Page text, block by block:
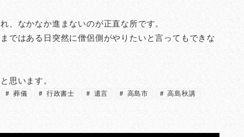
、なかなか進まないのが正直な所です。
ではある日突然に僧侶側がやりたいと言ってもできな
思います。
葬儀 行政書士 遺言 高島市 高島秋講